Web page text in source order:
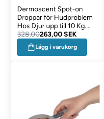
Dermoscent Spot-on
Droppar för Hudproblem
Hos Djur upp till 10 Kg.
Essential 6
328,00263,00 SEK
Lägg i varukorg